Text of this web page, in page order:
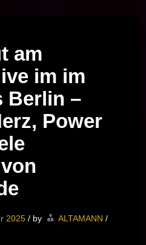
am
im im
Berlin –
Power
2025 / by ALTAMANN /